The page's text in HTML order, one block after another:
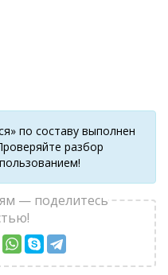
по составу выполнен
разбор
— поделитесь